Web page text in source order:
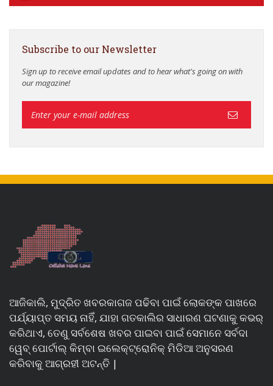
Subscribe to our Newsletter
Sign up to receive email updates and to hear what's going on with
our magazine!
ଆଜିକାଲି, ମୁଦ୍ରିତ ଖବରକାଗଜ ପଢିବା ପାଇଁ ଲୋକଙ୍କ ପାଖରେ
ପର୍ଯ୍ୟାପ୍ତ ସମୟ ନାହିଁ, ଯାହା ଗତକାଲିର ସାଧାରଣ ଘଟଣାକୁ କଭର୍
କରିଥାଏ, ତେଣୁ ସର୍ବଶେଷ ଖବର ପାଇବା ପାଇଁ ସେମାନେ ସର୍ବଦା
ୱେବ୍ ପୋର୍ଟାଲ୍ କିମ୍ବା ଇଲେକ୍ଟ୍ରୋନିକ୍ ମିଡିଆ ଅନୁସରଣ
କରିବାକୁ ଆଗ୍ରହୀ ଅଟନ୍ତି |